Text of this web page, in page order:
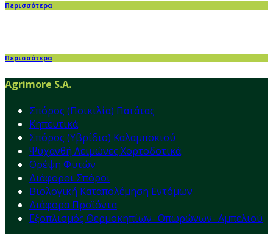
Περισσότερα
Περισσότερα
Agrimore S.A.
Σπόρος (Ποικιλία) Πατάτας
Κηπευτικά
Σπόρος (Υβρίδιο) Καλαμποκιού
Ψυχανθή Λειμώνες Χορτοδοτικά
Θρέψη Φυτών
Διάφοροι Σπόροι
Βιολογική Καταπολέμηση Εντόμων
Διάφορα Προϊόντα
Εξοπλισμός Θερμοκηπίων- Οπωρώνων- Αμπελιού